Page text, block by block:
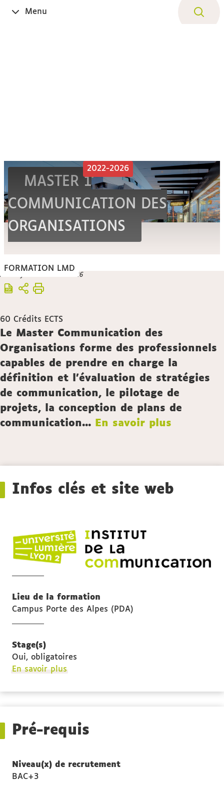
OuvrirMenu
FORMATION LMD
2022-2026
MASTER 1
COMMUNICATION DES
ORGANISATIONS
Vous
êtes
Accueil
Mise à jour le 24 mars 2026
60 Crédits ECTS
Description
Le Master Communication des
Organisations forme des professionnels
capables de prendre en charge la
définition et l'évaluation de stratégies
de communication, le pilotage de
projets, la conception de plans de
communication...
En savoir plus
Infos clés et site web
de
Lieu de la formation
Campus Porte des Alpes (PDA)
Stage(s)
Oui, obligatoires
En savoir plus
des
Pré-requis
Niveau(x) de recrutement
BAC+3